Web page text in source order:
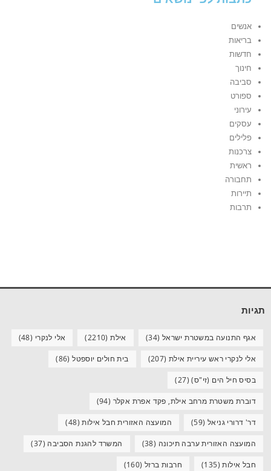
אנשים
בריאות
חדשות
חינוך
סביבה
ספורט
עירוני
עסקים
פלילים
צרכנות
ראשית
תחבורה
תיירות
תרבות
תגיות
אגף התנועה במשטרת ישראל (34) אילת(2210) אלי לנקרי (48)
אלי לנקרי ראש עיריית אילת (207) בית חולים יוספטל(86)
בסיס חיל הים (זי"ס)(27)
דוברת משטרת מרחב אילת, פקד אפרת אקלר (94)
דר' דרורי גניאל (59) המועצה האזורית חבל אילות(48)
המועצה האזורית ערבה תיכונה (38) המשרד להגנת הסביבה (37)
חבל אילות(135) חרבות ברזל (160)